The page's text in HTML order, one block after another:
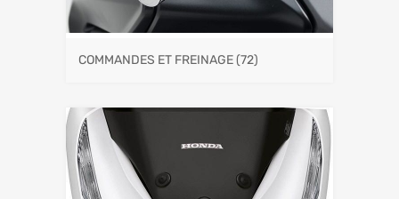
COMMANDES ET FREINAGE(72)